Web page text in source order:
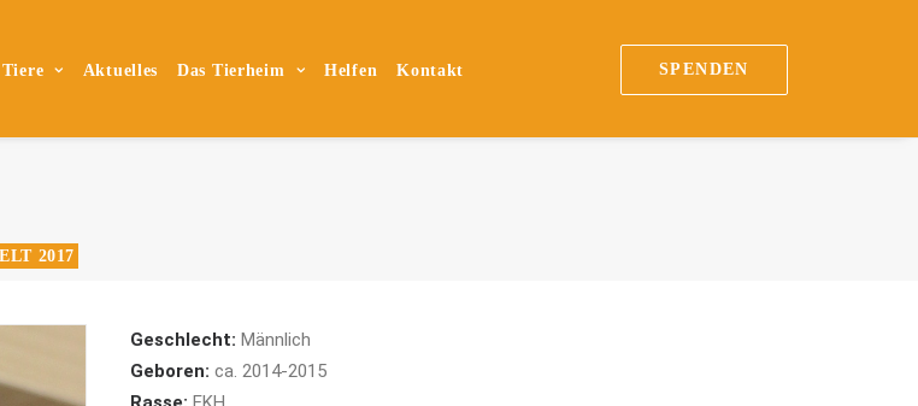
Tiere Aktuelles Das Tierheim Helfen Kontakt SPENDEN
2017
Geschlecht: Männlich
Geboren: ca. 2014-2015